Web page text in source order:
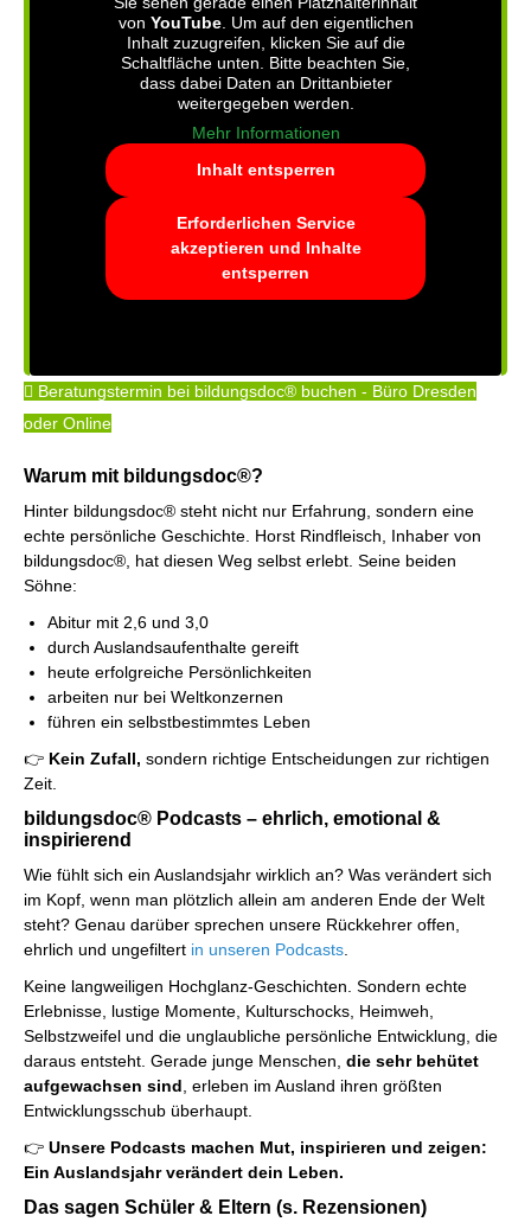
von YouTube. Um auf den eigentlichen
Inhalt zuzugreifen, klicken Sie auf die
Schaltfläche unten. Bitte beachten Sie,
dass dabei Daten an Drittanbieter
weitergegeben werden.
Mehr Informationen
Inhalt entsperren
Erforderlichen Service
akzeptieren und Inhalte
entsperren
Beratungstermin bei bildungsdoc® buchen - Büro Dresden
oder Online
Warum mit bildungsdoc®?
Hinter bildungsdoc® steht nicht nur Erfahrung, sondern eine
echte persönliche Geschichte. Horst Rindfleisch, Inhaber von
bildungsdoc®, hat diesen Weg selbst erlebt. Seine beiden
Söhne:
Abitur mit 2,6 und 3,0
durch Auslandsaufenthalte gereift
heute erfolgreiche Persönlichkeiten
arbeiten nur bei Weltkonzernen
führen ein selbstbestimmtes Leben
👉 Kein Zufall, sondern richtige Entscheidungen zur richtigen
Zeit.
bildungsdoc® Podcasts – ehrlich, emotional &
inspirierend
Wie fühlt sich ein Auslandsjahr wirklich an? Was verändert sich
im Kopf, wenn man plötzlich allein am anderen Ende der Welt
steht? Genau darüber sprechen unsere Rückkehrer offen,
ehrlich und ungefiltert in unseren Podcasts
Keine langweiligen Hochglanz-Geschichten. Sondern echte
Erlebnisse, lustige Momente, Kulturschocks, Heimweh,
Selbstzweifel und die unglaubliche persönliche Entwicklung, die
daraus entsteht. Gerade junge Menschen, die sehr behütet
aufgewachsen sind , erleben im Ausland ihren größten
Entwicklungsschub überhaupt.
👉 Unsere Podcasts machen Mut, inspirieren und zeigen:
Ein Auslandsjahr verändert dein Leben.
Das sagen Schüler & Eltern (s. Rezensionen)